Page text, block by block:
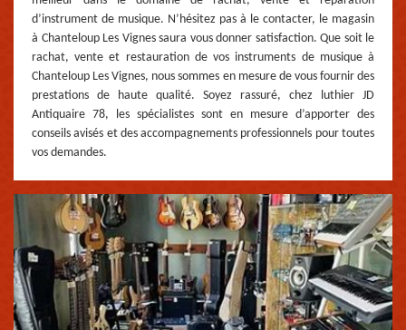
d’instrument de musique. N’hésitez pas à le contacter, le magasin
à Chanteloup Les Vignes saura vous donner satisfaction. Que soit le
rachat, vente et restauration de vos instruments de musique à
Chanteloup Les Vignes, nous sommes en mesure de vous fournir des
prestations de haute qualité. Soyez rassuré, chez luthier JD
Antiquaire 78, les spécialistes sont en mesure d’apporter des
conseils avisés et des accompagnements professionnels pour toutes
vos demandes.